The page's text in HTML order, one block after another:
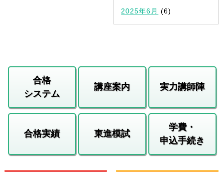
2025年6月 (6)
合格
システム
講座案内 実力講師陣
合格実績 東進模試
学費・
申込手続き